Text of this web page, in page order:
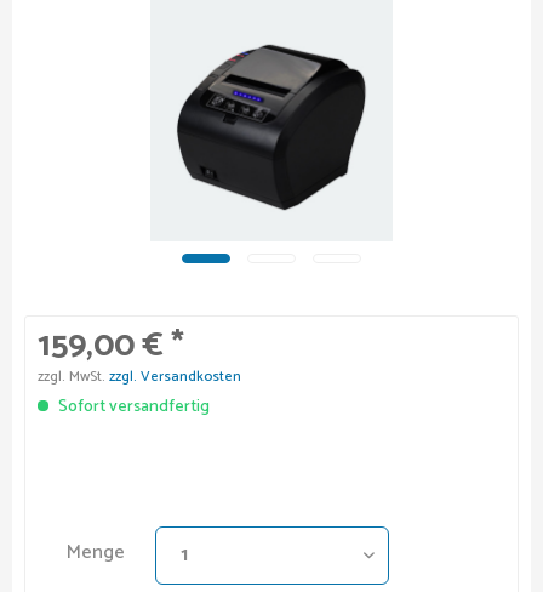
159,00 € *
zzgl. MwSt. zzgl. Versandkosten
Sofort versandfertig
Menge